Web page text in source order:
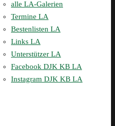
alle LA-Galerien
Termine LA
Bestenlisten LA
Links LA
Unterstützer LA
Facebook DJK KB LA
Instagram DJK KB LA